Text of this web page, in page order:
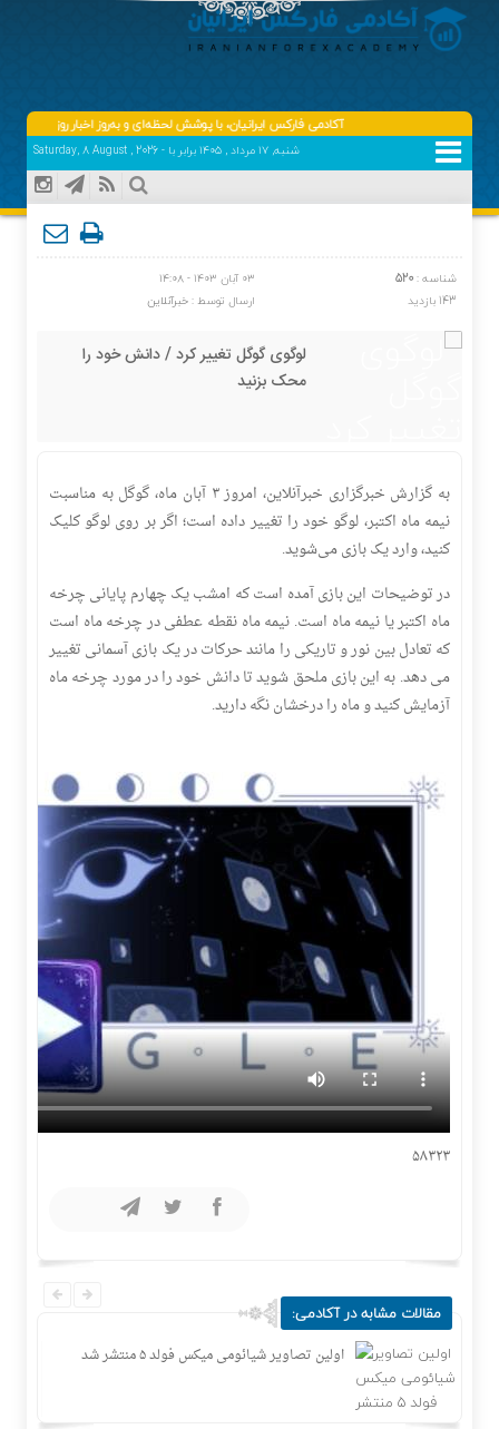
آکادمی فارکس ایرانیان، با پوشش لحظه‌ای و به‌روز اخبار روز اقتصاد
شنبه, ۱۷ مرداد , ۱۴۰۵ برابر با - Saturday, 8 August , 2026
شناسه :520
۰۳ آبان ۱۴۰۳ - ۱۴:۰۸
143 بازدید
ارسال توسط :خبرآنلاین
لوگوی گوگل تغییر کرد / دانش خود را
محک بزنید
به گزارش خبرگزاری خبرآنلاین، امروز ۳ آبان ماه، گوگل به مناسبت
نیمه ماه اکتبر، لوگو خود را تغییر داده است؛ اگر بر روی لوگو کلیک
کنید، وارد یک بازی می‌شوید.
در توضیحات این بازی آمده است که امشب یک چهارم پایانی چرخه
ماه اکتبر یا نیمه ماه است. نیمه ماه نقطه عطفی در چرخه ماه است
که تعادل بین نور و تاریکی را مانند حرکات در یک بازی آسمانی تغییر
می دهد. به این بازی ملحق شوید تا دانش خود را در مورد چرخه ماه
آزمایش کنید و ماه را درخشان نگه دارید.
۵۸۳۲۳
مقالات مشابه در آکادمی:
اولین تصاویر شیائومی میکس فولد ۵ منتشر شد